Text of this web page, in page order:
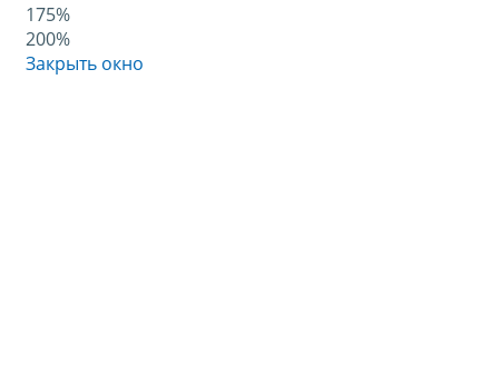
175%
200%
Закрыть окно